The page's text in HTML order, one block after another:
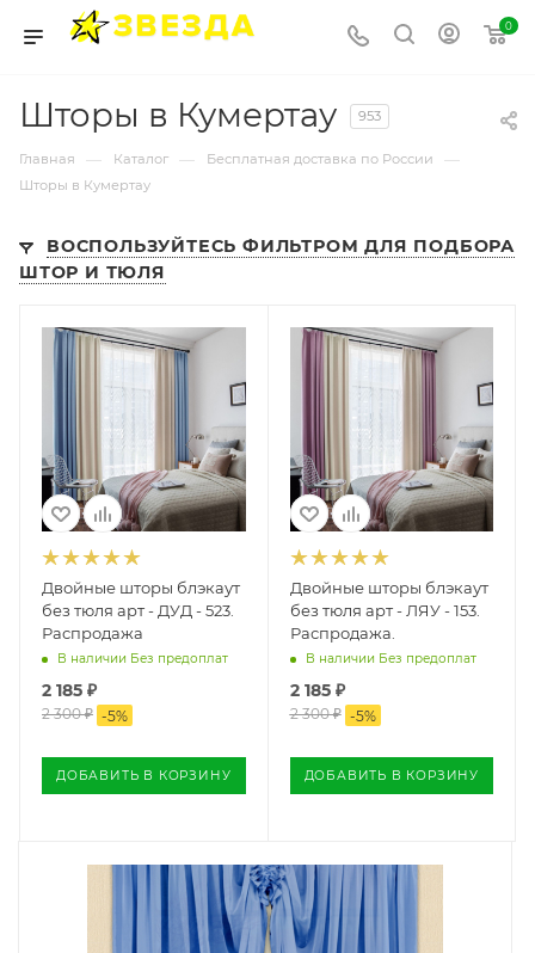
0
Шторы в Кумертау 953
Главная — Каталог — Бесплатная доставка по России —
Шторы в Кумертау
ВОСПОЛЬЗУЙТЕСЬ ФИЛЬТРОМ ДЛЯ ПОДБОРА
ШТОР И ТЮЛЯ
Двойные шторы блэкаут
без тюля арт - ДУД - 523.
Распродажа
В наличии Без предоплат
2 185 ₽
2 300₽ -5%
ДОБАВИТЬ В КОРЗИНУ
Двойные шторы блэкаут
без тюля арт - ЛЯУ - 153.
Распродажа.
В наличии Без предоплат
2 185₽
2 300₽ -5%
ДОБАВИТЬ В КОРЗИНУ